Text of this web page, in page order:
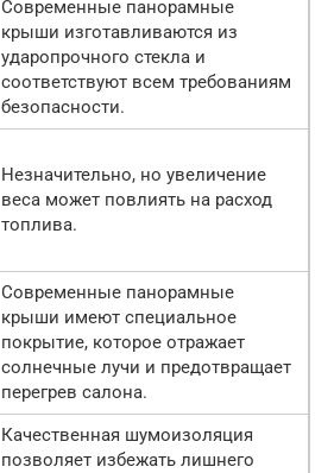
Современные панорамные
крыши изготавливаются из
ударопрочного стекла и
соответствуют всем требованиям
безопасности.
Незначительно, но увеличение
веса может повлиять на расход
топлива.
Современные панорамные
крыши имеют специальное
покрытие, которое отражает
солнечные лучи и предотвращает
перегрев салона.
Качественная шумоизоляция
позволяет избежать лишнего